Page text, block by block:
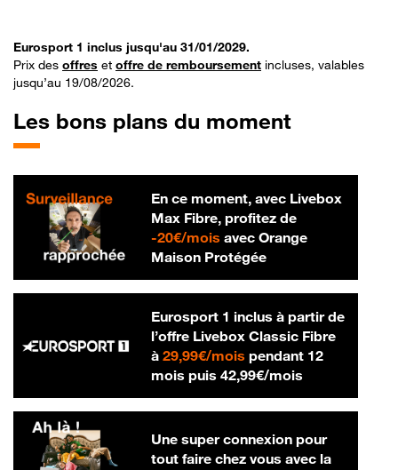
Eurosport 1 inclus jusqu'au 31/01/2029.
Prix des offres et offre de remboursement incluses, valables
jusqu’au 19/08/2026.
Les bons plans du moment
En ce moment, avec Livebox
Max Fibre, profitez de
-20€/mois20 € par mois
avec Orange
Maison Protégée
Eurosport 1 inclus à partir de
l’offre Livebox Classic Fibre
à 29,99€/mois29,99 € par mois
pendant 12
mois puis 42,99€/mois42,99 € par
Une super connexion pour
tout faire chez vous avec la